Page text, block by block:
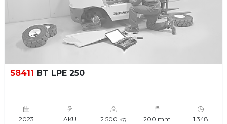
58411 BT LPE 250
2023 AKU 2 500 kg 200 mm 1 348